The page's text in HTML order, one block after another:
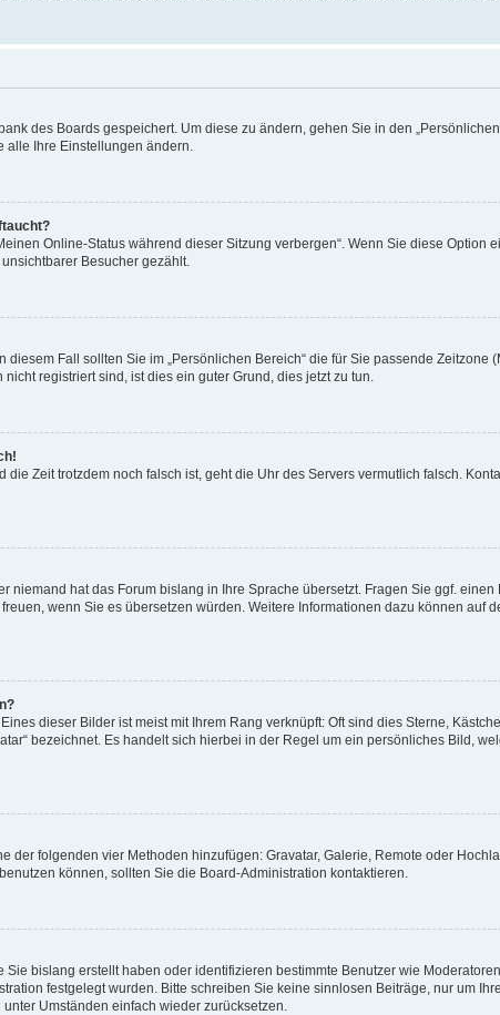
des Boards gespeichert. Um diese zu ändern, gehen Sie in den
Ihre Einstellungen ändern.
Online-Status während dieser Sitzung verbergen“. Wenn Sie diese Option
Besucher gezählt.
Fall sollten Sie im „Persönlichen Bereich“ die für Sie passende Zeitzone
registriert sind, ist dies ein guter Grund, dies jetzt zu tun.
Zeit trotzdem noch falsch ist, geht die Uhr des Servers vermutlich falsch.
hat das Forum bislang in Ihre Sprache übersetzt. Fragen Sie ggf.
wenn Sie es übersetzen würden. Weitere Informationen dazu können auf
dieser Bilder ist meist mit Ihrem Rang verknüpft: Oft sind dies Sterne,
bezeichnet. Es handelt sich hierbei in der Regel um ein persönliches Bild,
der folgenden vier Methoden hinzufügen: Gravatar, Galerie, Remote oder
können, sollten Sie die Board-Administration kontaktieren.
bislang erstellt haben oder identifizieren bestimmte Benutzer wie
festgelegt wurden. Bitte schreiben Sie keine sinnlosen Beiträge, nur um
Umständen einfach wieder zurücksetzen.